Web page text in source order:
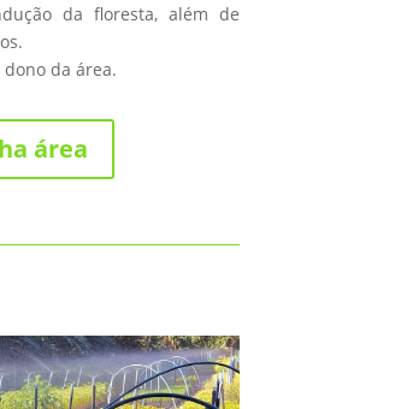
da floresta, além de
da área.
área